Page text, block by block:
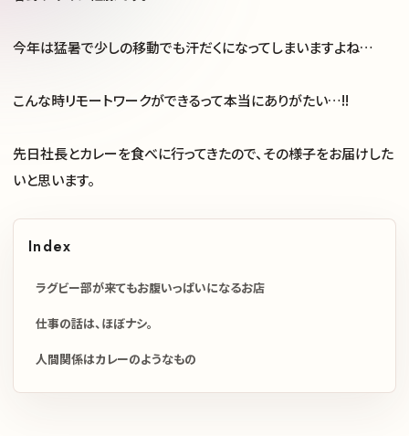
今年は猛暑で少しの移動でも汗だくになってしまいますよね…
こんな時リモートワークができるって本当にありがたい…!!
先日社長とカレーを食べに行ってきたので、その様子をお届けした
いと思います。
Index
ラグビー部が来てもお腹いっぱいになるお店
仕事の話は、ほぼナシ。
人間関係はカレーのようなもの